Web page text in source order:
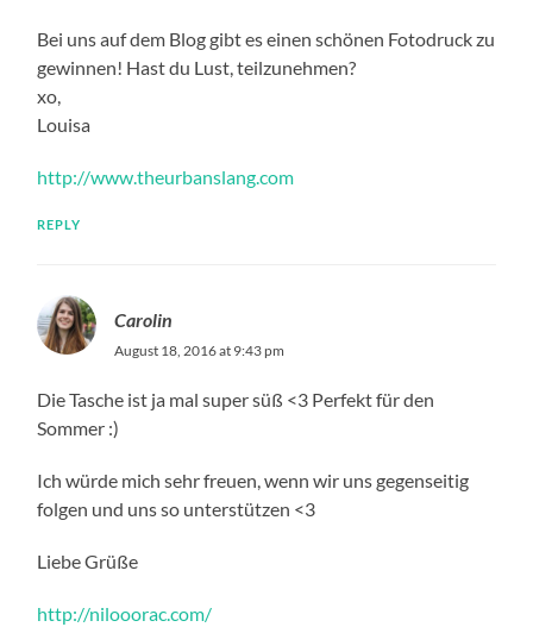
Bei uns auf dem Blog gibt es einen schönen Fotodruck zu
gewinnen! Hast du Lust, teilzunehmen?
xo,
Louisa
http://www.theurbanslang.com
REPLY
Carolin
August 18, 2016 at 9:43 pm
Die Tasche ist ja mal super süß <3 Perfekt für den
Sommer :)
Ich würde mich sehr freuen, wenn wir uns gegenseitig
folgen und uns so unterstützen <3
Liebe Grüße
http://nilooorac.com/